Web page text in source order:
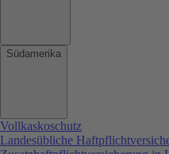
Südamerika
Vollkaskoschutz
Landesübliche